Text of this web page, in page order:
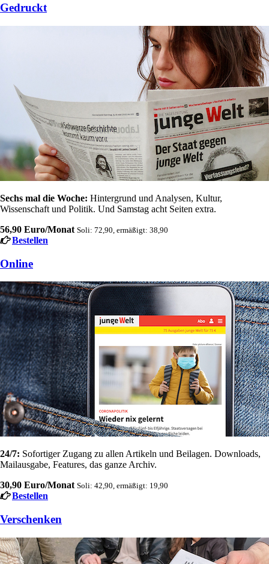
Gedruckt
Sechs mal die Woche: Hintergrund und Analysen, Kultur,
Wissenschaft und Politik. Und Samstag acht Seiten extra.
56,90 Euro/Monat Soli: 72,90, ermäßigt: 38,90
Bestellen
Online
24/7: Sofortiger Zugang zu allen Artikeln und Beilagen. Downloads,
Mailausgabe, Features, das ganze Archiv.
30,90 Euro/Monat Soli: 42,90, ermäßigt: 19,90
Bestellen
Verschenken